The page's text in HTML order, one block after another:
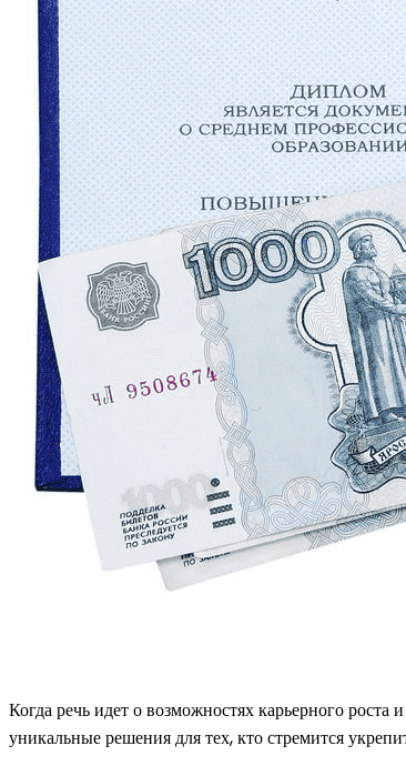
Когда речь идет о возможностях карьерного
уникальные решения для тех, кто стремится